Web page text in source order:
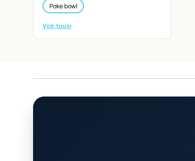
Poke bowl
Voir tous›